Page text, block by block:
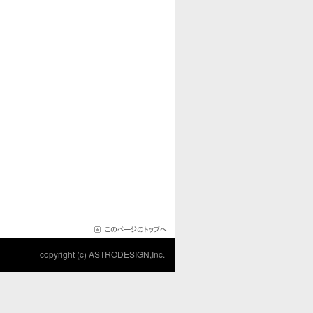
copyright (c) ASTRODESIGN,Inc.